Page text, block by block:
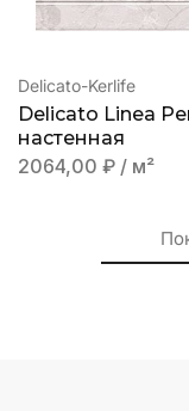
Delicato-Kerlife
Delicato Linea
настенная
2064,00 ₽ / м²